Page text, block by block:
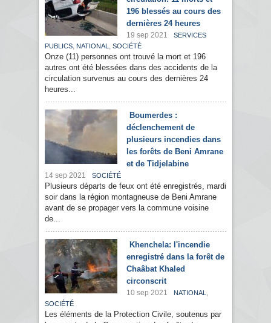
196 blessés au cours des
dernières 24 heures
19 sep 2021
SERVICES
PUBLICS, NATIONAL , SOCIÉTÉ
Onze (11) personnes ont trouvé la mort et 196
autres ont été blessées dans des accidents de la
circulation survenus au cours des dernières 24
heures...
Boumerdes :
déclenchement de
plusieurs incendies dans
les forêts de Beni Amrane
et de Tidjelabine
14 sep 2021 SOCIÉTÉ
Plusieurs départs de feux ont été enregistrés, mardi
soir dans la région montagneuse de Beni Amrane
avant de se propager vers la commune voisine
de...
Khenchela: l'incendie
enregistré dans la forêt de
Chaâbat Khaled
circonscrit
10 sep 2021 NATIONAL ,
SOCIÉTÉ
Les éléments de la Protection Civile, soutenus par